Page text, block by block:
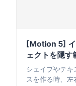
[Motion 5] イ
ェクトを隠す
シェイプやテキ
スを作る時、